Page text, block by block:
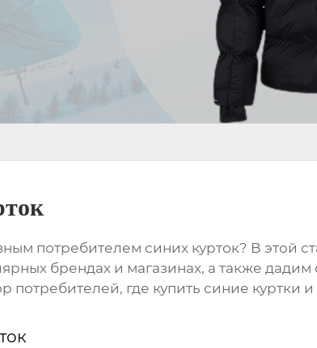
потребителем синих курток? В этой
брендах и магазинах, а также
потребителей, где купить синие куртки и